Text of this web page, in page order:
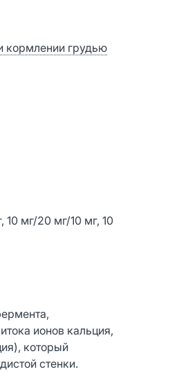
кормлении грудью
мг/20 мг/10 мг, 10
ионов кальция,
который
стенки.